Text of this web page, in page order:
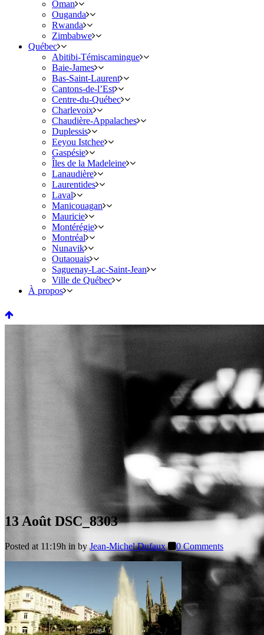
Oman
Ouganda
Rwanda
Zimbabwe
Québec
Abitibi-Témiscamingue
Baie-James
Bas-Saint-Laurent
Cantons-de-l’Est
Centre-du-Québec
Charlevoix
Chaudière-Appalaches
Duplessis
Eeyou Istchee
Gaspésie
Îles de la Madeleine
Lanaudière
Laurentides
Laval
Manicouagan
Mauricie
Montérégie
Montréal
Nunavik
Outaouais
Saguenay-Lac-Saint-Jean
Ville de Québec
À propos
13 Août DSC_8303
Posted at 11:19h in by Jean-Michel Dufaux 0 Comments